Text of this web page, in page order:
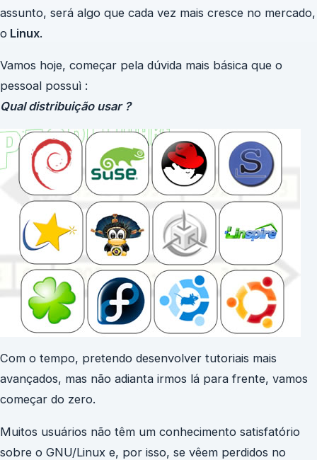
assunto, será algo que cada vez mais cresce no mercado,
o Linux.
Vamos hoje, começar pela dúvida mais básica que o
pessoal possuì :
Qual distribuição usar ?
Com o tempo, pretendo desenvolver tutoriais mais
avançados, mas não adianta irmos lá para frente, vamos
começar do zero.
Muitos usuários não têm um conhecimento satisfatório
sobre o GNU/Linux e, por isso, se vêem perdidos no